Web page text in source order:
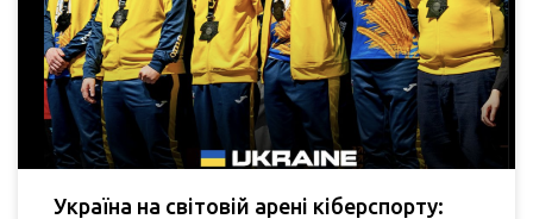
Україна на світовій арені кіберспорту: